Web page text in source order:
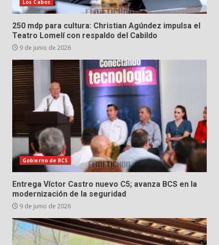
Los Cabos
250 mdp para cultura: Christian Agúndez impulsa el
Teatro Lomelí con respaldo del Cabildo
9 de junio de 2026
Gobierno de BCS
Entrega Víctor Castro nuevo C5; avanza BCS en la
modernización de la seguridad
9 de junio de 2026